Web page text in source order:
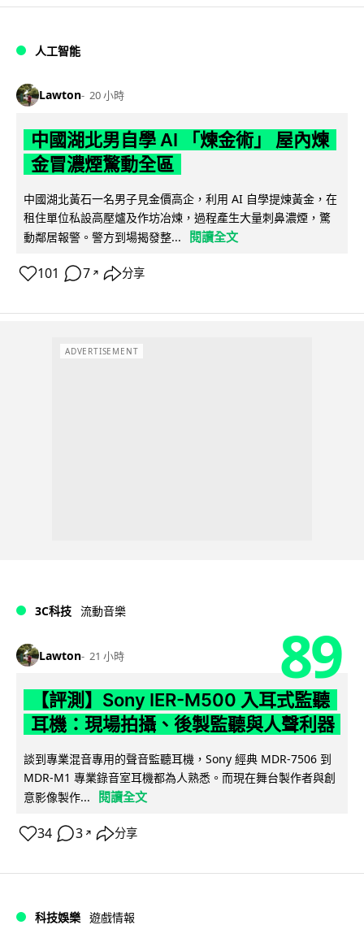
人工智能
Lawton 20 小時
中國湖北男自學 AI 「煉金術」 屋內煉
金冒濃煙驚動全區
中國湖北黃石一名男子見金價高企，利用 AI 自學提煉黃金，在
租住單位私設高壓爐及作坊冶煉，過程產生大量刺鼻濃煙，驚
動鄰居報警。警方到場揭發整...
閱讀全文
101 7 ↗ 分享
ADVERTISEMENT
3C科技 流動音樂
Lawton 21 小時 89
【評測】Sony IER-M500 入耳式監聽
耳機：現場拍攝、後製監聽與人聲利器
談到專業混音專用的聲音監聽耳機，Sony 經典 MDR-7506 到
MDR-M1 專業錄音室耳機都為人熟悉。而現在舞台製作者與創
意影像製作...
閱讀全文
34 3 ↗ 分享
科技娛樂 遊戲情報